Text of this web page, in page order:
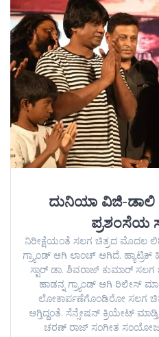
ದುನಿಯಾ ವಿಜಿ-ಡಾಲಿ
ಪ್ರಶಂಸೆಯ
ನಿರೀಕ್ಷೆಯಂತೆ ಸಲಗ ಚಿತ್ರದ
ಗ್ರ್ಯಾಂಡ್ ಆಗಿ ಲಾಂಚ್ ಆಗಿದೆ.
ಸ್ಟಾರ್ ಡಾ. ಶಿವರಾಜ್ ಕುಮಾರ್
ಹಾಡನ್ನ ಗ್ರ್ಯಾಂಡ್ ಆಗಿ ರಿಲೀಸ್
ಲೋಕಾರ್ಪಣೆಗೊಂಡಿರೋ ಸಲಗ
ಆಗ್ತಿದ್ದಂತೆ. ಸೆನ್ಸೇಷನ್ ಕ್ರಿಯೇಟ್
ಚರಣ್ ರಾಜ್ ಸಂಗೀತ